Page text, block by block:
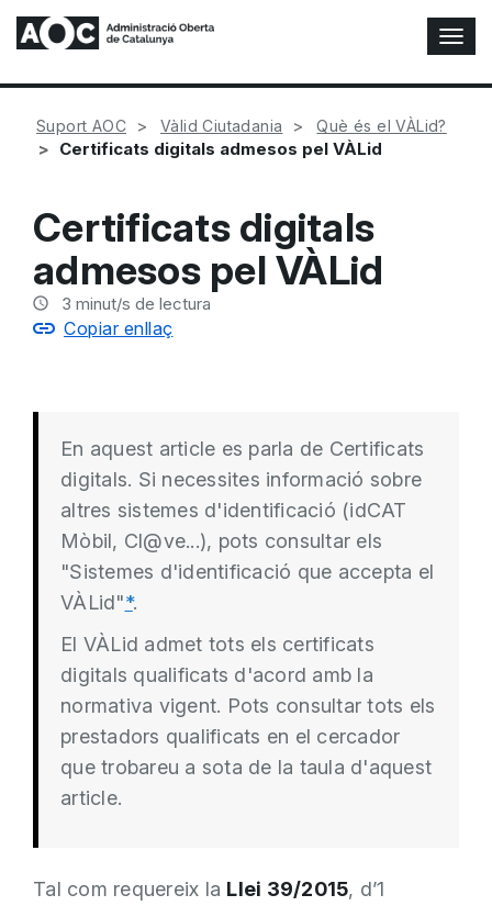
A
l
t
Suport AOC Vàlid Ciutadania Què és el VÀLid?
Certificats digitals admesos pel VÀLid
Certificats digitals
admesos pel VÀLid
3 minut/s de lectura
Copiar enllaç
En aquest article es parla de Certificats
digitals. Si necessites informació sobre
altres sistemes d'identificació (idCAT
Mòbil, Cl@ve...), pots consultar els
"Sistemes d'identificació que accepta el
VÀLid"*.
El VÀLid admet tots els certificats
digitals qualificats d'acord amb la
normativa vigent. Pots consultar tots els
prestadors qualificats en el cercador
que trobareu a sota de la taula d'aquest
article.
Tal com requereix la Llei 39/2015, d’1